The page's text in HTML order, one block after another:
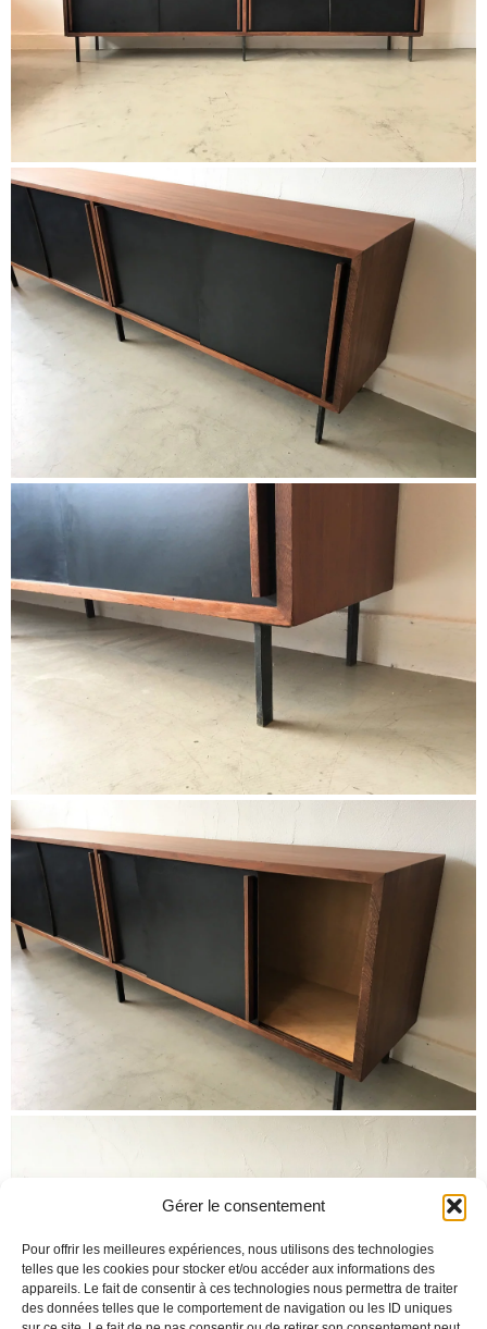
Gérer le consentement
Pour offrir les meilleures expériences, nous utilisons des technologies
telles que les cookies pour stocker et/ou accéder aux informations des
appareils. Le fait de consentir à ces technologies nous permettra de traiter
des données telles que le comportement de navigation ou les ID uniques